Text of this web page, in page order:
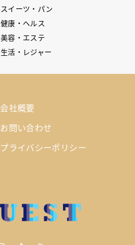
スイーツ・パン
健康・ヘルス
美容・エステ
生活・レジャー
会社概要
お問い合わせ
プライバシーポリシー